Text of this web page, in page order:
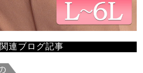
関連ブログ記事